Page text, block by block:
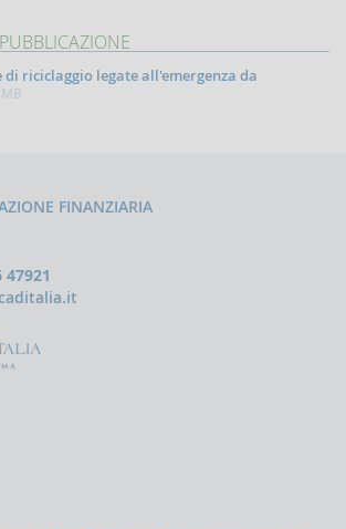
di riciclaggio legate all'emergenza da
FINANZIARIA
47921